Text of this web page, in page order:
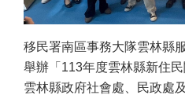
移民署南區事務大隊雲林縣
舉辦「 113年度雲林縣新住
雲林縣政府社會處、民政處